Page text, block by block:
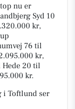
nu er
Syd 10
kr,
76 til
kr,
Hede 20 til
kr.
i Toftlund ser